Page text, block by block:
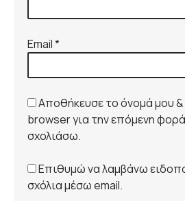
Email*
Αποθήκευσε το όνομά μου
browser για την επόμενη
σχολιάσω.
Επιθυμώ να λαμβάνω
σχόλια μέσω email.